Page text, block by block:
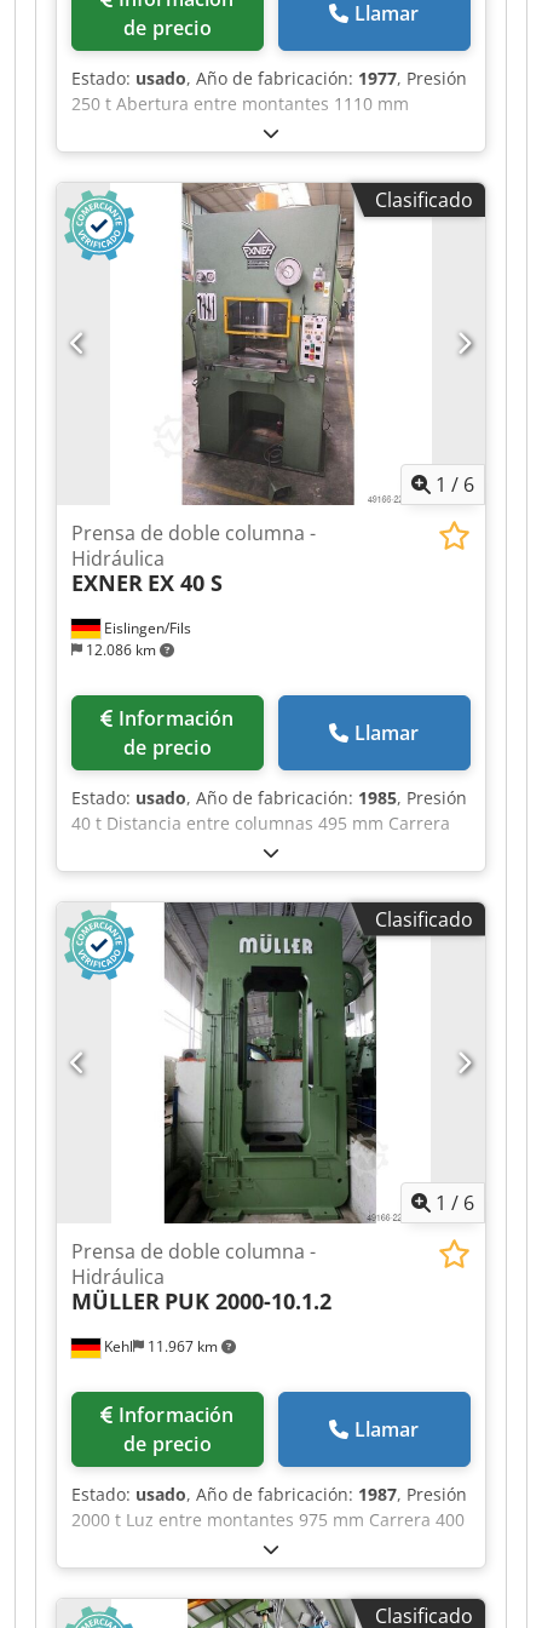
de precio
Llamar
Estado: usado, Año de fabricación: 1977, Presión
250 t Abertura entre montantes 1110 mm
Carrera 250 mm Distancia mesa/émbolo,
máxima carrera arriba, ajuste arriba 500 mm
Superficie de la mesa 1100 x 900 mm Altura de
la mesa sobre el suelo 950 mm Paso lateral del
bastidor 690 mm Superficie del émbolo 1100 x
900 mm Capacidad de aceite 730 l Potencia
motriz 56,0 kW Dimensiones (AnxFxAl) 2,3 x 1,55
x 3,96 m Con accionamiento oleohidráulico,
control dependiente de presión/tiempo y
recorrido, amortiguación de golpe de corte, tope
de profundidad No se requiere foso de
cimentación Chjdpfxszrpths Ahaea
Clasificado
1 / 6
Eislingen/Fils
12.086 km
Prensa de doble columna -
Hidráulica
EXNER EX 40 S
de precio
Llamar
Estado: usado, Año de fabricación: 1985, Presión
40 t Distancia entre columnas 495 mm Carrera
150 mm Distancia mesa/pistón, carrera grande
arriba, ajuste arriba 300 mm Superficie de mesa
490 x 400 mm Apertura pasante en la mesa 50
mm Altura de mesa sobre el suelo 950 mm Paso
lateral entre columnas 155 mm Superficie del
pistón 150 mm Velocidad bajando 480 mm/s
Velocidad subiendo 480 mm/s Velocidad de
trabajo 20 mm/s Capacidad de aceite 115 l
Potencia de accionamiento 7,5 kW Peso 2,2 t
Espacio requerido (AnxPrxAl) 1,35 x 1,1 x 2,2 m
Con accionamiento oleohidráulico, limitación
superior e inferior de carrera, tope mecánico de
profundidad, control a dos manos y pedal.
Csdpfx Ajzrptbohaoha
Clasificado
1 / 6
Kehl 11.967 km
Prensa de doble columna -
Hidráulica
MÜLLER PUK 2000-10.1.2
de precio
Llamar
Estado: usado, Año de fabricación: 1987, Presión
2000 t Luz entre montantes 975 mm Carrera 400
mm Distancia mesa/punzón, carrera máxima
superior, ajuste superior 1000 mm Superficie de
mesa 1015 x 1050 mm Altura de mesa sobre el
nivel del suelo 800 mm Extractor en la mesa 6,3 t
Clasificado